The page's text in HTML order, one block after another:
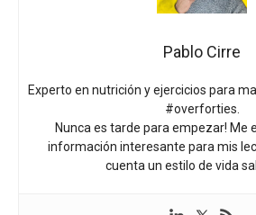
Pablo Cirre
Experto en nutrición y ejercicios para
#overforties.
Nunca es tarde para empezar! Me
información interesante para mis
cuenta un estilo de vida